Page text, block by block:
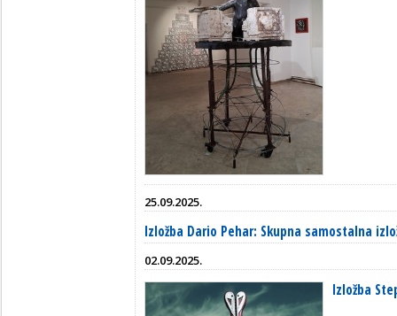
25.09.2025.
Izložba Dario Pehar: Skupna samostalna
02.09.2025.
Izložba